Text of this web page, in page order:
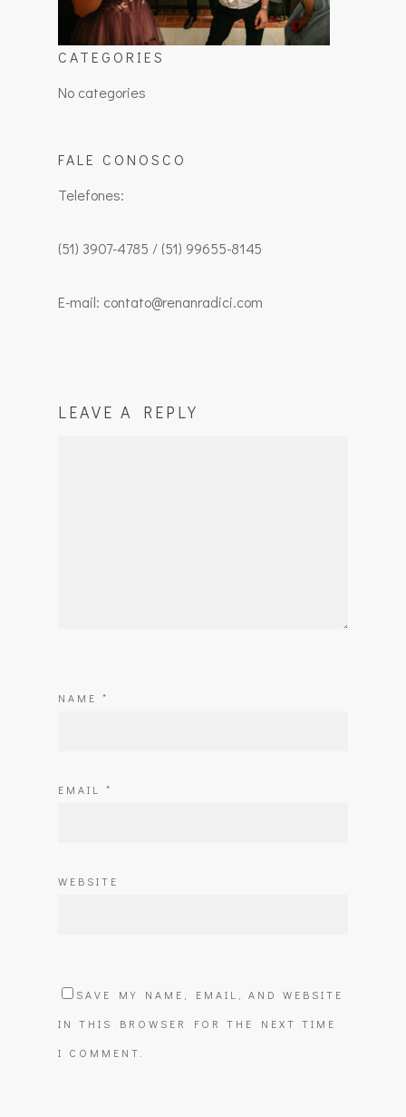
CATEGORIES
No categories
FALE CONOSCO
Telefones:
(51) 3907-4785 / (51) 99655-8145
E-mail: contato@renanradici.com
LEAVE A REPLY
NAME *
EMAIL *
WEBSITE
SAVE MY NAME, EMAIL, AND WEBSITE
IN THIS BROWSER FOR THE NEXT TIME
I COMMENT.